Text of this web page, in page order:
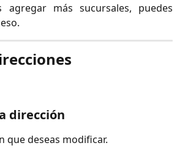
agregar más sucursales, puedes
dirección
que deseas modificar.